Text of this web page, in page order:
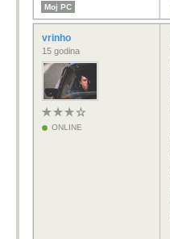
Moj PC
vrinho
15 godina
ONLINE